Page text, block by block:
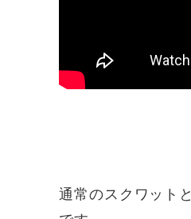
通常のスクワット